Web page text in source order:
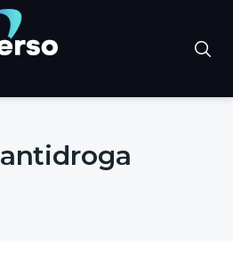
antidroga